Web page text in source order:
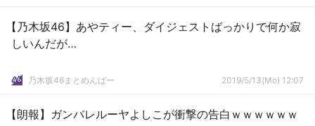
【乃木坂46】あやティー、ダイジェストばっかりで何か寂
しいんだが…
乃木坂46まとめんばー 2019/5/13(Mo) 12:07
【朗報】ガンバレルーヤよしこが衝撃の告白ｗｗｗｗｗｗ